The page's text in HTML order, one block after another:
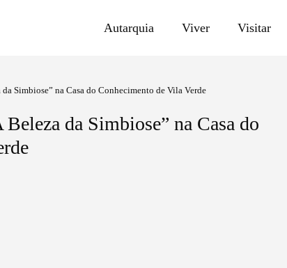
Autarquia Viver Visitar
Simbiose” na Casa do Conhecimento de Vila Verde
da Simbiose” na Casa do